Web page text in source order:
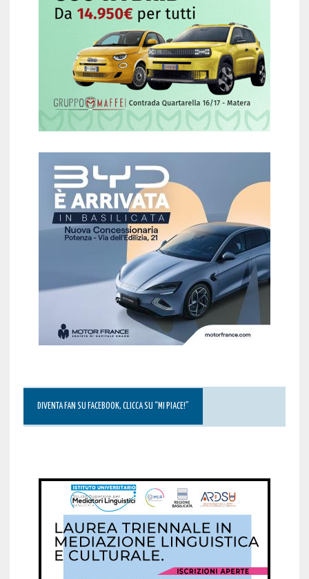
DIVENTA FAN SU FACEBOOK, CLICCA SU “MI PIACE!”